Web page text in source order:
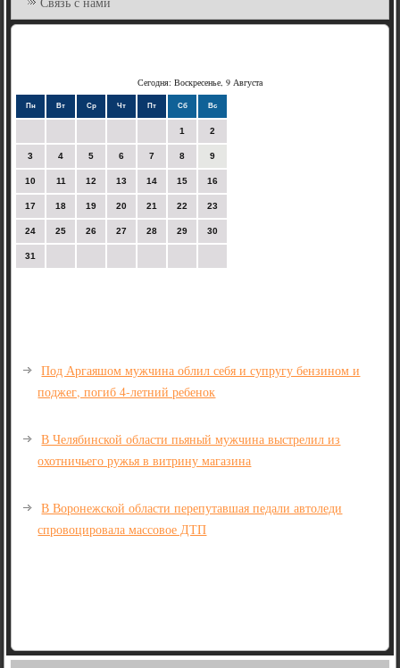
Сегодня: Воскресенье, 9 Августа
Пн Вт Ср Чт Пт Сб Вс
1 2
3 4 5 6 7 8 9
10 11 12 13 14 15 16
17 18 19 20 21 22 23
24 25 26 27 28 29 30
31
Под Аргаяшом мужчина облил себя и супругу бензином и
поджег, погиб 4-летний ребенок
В Челябинской области пьяный мужчина выстрелил из
охотничьего ружья в витрину магазина
В Воронежской области перепутавшая педали автоледи
спровоцировала массовое ДТП